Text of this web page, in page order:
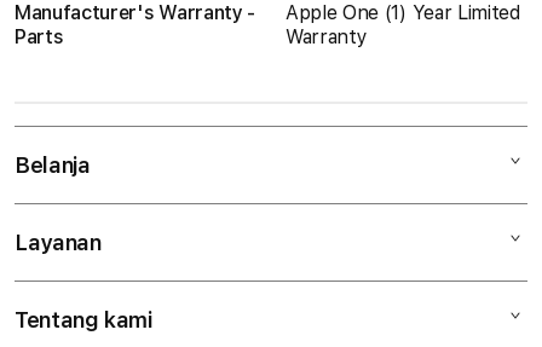
Manufacturer's Warranty -
Parts
Apple One (1) Year Limited
Warranty
Belanja
Mac
Layanan
Digimap Open Studio
Tentang kami